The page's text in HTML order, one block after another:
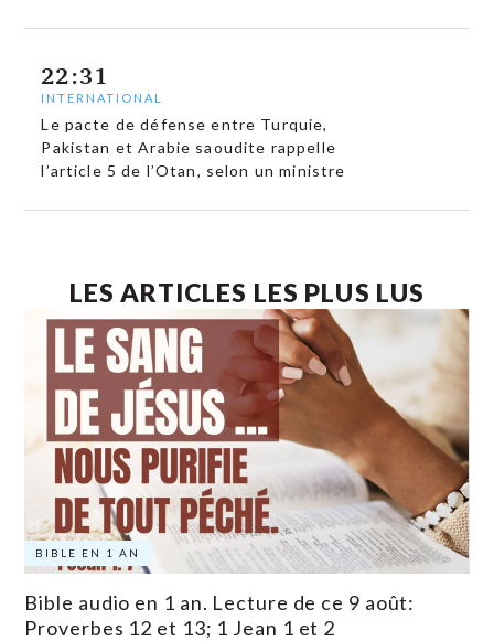
22:31
INTERNATIONAL
Le pacte de défense entre Turquie,
Pakistan et Arabie saoudite rappelle
l’article 5 de l’Otan, selon un ministre
LES ARTICLES LES PLUS LUS
BIBLE EN 1 AN
Bible audio en 1 an. Lecture de ce 9 août:
Proverbes 12 et 13; 1 Jean 1 et 2